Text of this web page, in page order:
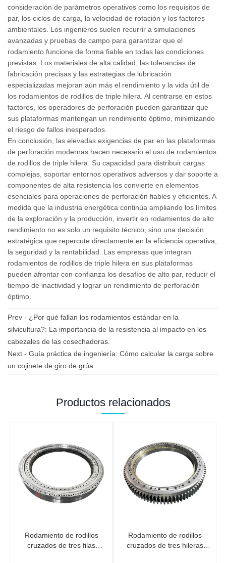
consideración de parámetros operativos como los requisitos de
par, los ciclos de carga, la velocidad de rotación y los factores
ambientales. Los ingenieros suelen recurrir a simulaciones
avanzadas y pruebas de campo para garantizar que el
rodamiento funcione de forma fiable en todas las condiciones
previstas. Los materiales de alta calidad, las tolerancias de
fabricación precisas y las estrategias de lubricación
especializadas mejoran aún más el rendimiento y la vida útil de
los rodamientos de rodillos de triple hilera. Al centrarse en estos
factores, los operadores de perforación pueden garantizar que
sus plataformas mantengan un rendimiento óptimo, minimizando
el riesgo de fallos inesperados.
En conclusión, las elevadas exigencias de par en las plataformas
de perforación modernas hacen necesario el uso de rodamientos
de rodillos de triple hilera. Su capacidad para distribuir cargas
complejas, soportar entornos operativos adversos y dar soporte a
componentes de alta resistencia los convierte en elementos
esenciales para operaciones de perforación fiables y eficientes. A
medida que la industria energética continúa ampliando los límites
de la exploración y la producción, invertir en rodamientos de alto
rendimiento no es solo un requisito técnico, sino una decisión
estratégica que repercute directamente en la eficiencia operativa,
la seguridad y la rentabilidad. Las empresas que integran
rodamientos de rodillos de triple hilera en sus plataformas
pueden afrontar con confianza los desafíos de alto par, reducir el
tiempo de inactividad y lograr un rendimiento de perforación
óptimo.
Prev - ¿Por qué fallan los rodamientos estándar en la
silvicultura?: La importancia de la resistencia al impacto en los
cabezales de las cosechadoras.
Next - Guía práctica de ingeniería: Cómo calcular la carga sobre
un cojinete de giro de grúa
Productos relacionados
Rodamiento de rodillos
cruzados de tres filas
Rodamiento de rodillos
cruzados de tres hileras